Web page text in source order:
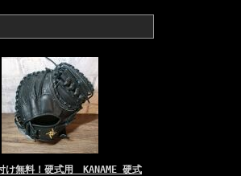
け無料！硬式用 KANAME 硬式